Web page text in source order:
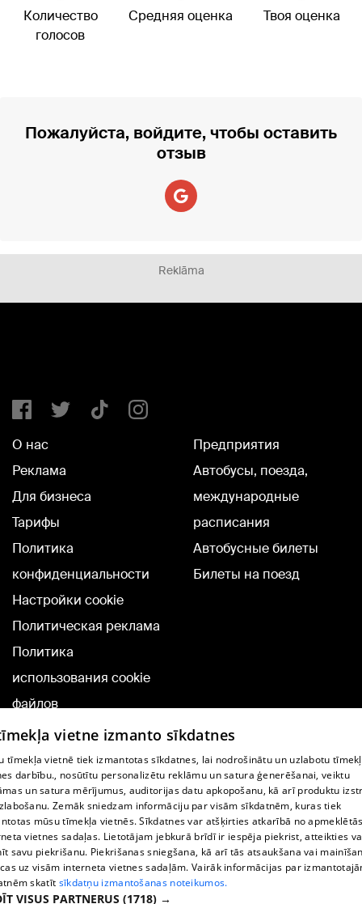
Количество
голосов
Средняя оценка Твоя оценка
Пожалуйста, войдите, чтобы оставить
отзыв
Reklāma
О нас
Реклама
Для бизнеса
Тарифы
Политика
конфиденциальности
Настройки cookie
Политическая реклама
Политика
использования cookie
файлов
Добавление
комментариев
Предприятия
Автобусы, поезда,
международные
расписания
Автобусные билеты
Билеты на поезд
TВ-программа
Условия договора
360 Ziņu kontakti
Helio Media
vietne izmanto sīkdatnes
tīmekļa vietnē tiek izmantotas sīkdatnes, lai nodrošinātu un uzlabotu
darbību., nosūtītu personalizētu reklāmu un satura ģenerēšanai, veiktu
un satura mērījumus, auditorijas datu apkopošanu, kā arī produktu
Zemāk sniedzam informāciju par visām sīkdatnēm, kuras tiek
mūsu tīmekļa vietnēs. Sīkdatnes var atšķirties atkarībā no
vietnes sadaļas. Lietotājam jebkurā brīdī ir iespēja piekrist, atteikties
savu piekrišanu. Piekrišanas sniegšana, kā arī tās atsaukšana vai
uz visām interneta vietnes sadaļām. Vairāk informācijas par
skatīt sīkdatņu izmantošanas noteikumos.
VISUS PARTNERUS (1718) →